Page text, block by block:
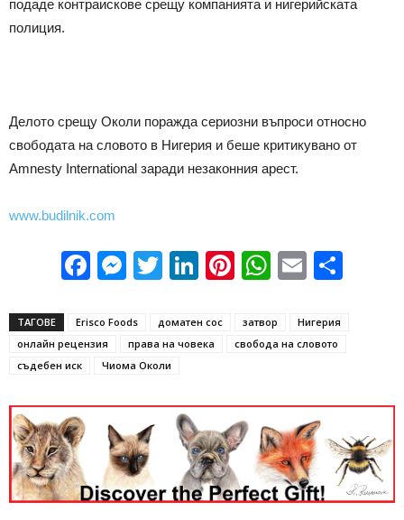
подаде контраискове срещу компанията и нигерийската
полиция.
Делото срещу Околи поражда сериозни въпроси относно
свободата на словото в Нигерия и беше критикувано от
Amnesty International заради незаконния арест.
www.budilnik.com
Facebook
Messenger
Twitter
LinkedIn
Pinterest
WhatsApp
Email
ТАГОВЕ Erisco Foods доматен сос затвор
Нигерия
онлайн рецензия
права на човека
свобода на словото
съдебен иск
Чиома Околи